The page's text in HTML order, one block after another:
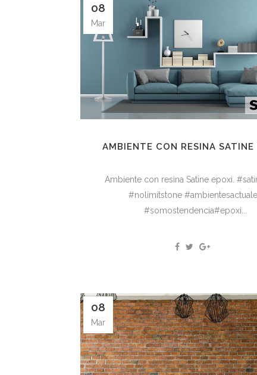
08
Mar
AMBIENTE CON RESINA SATINE
Ambiente con resina Satine epoxi.
#nolimitstone
#somostendencia#epoxi...
08
Mar